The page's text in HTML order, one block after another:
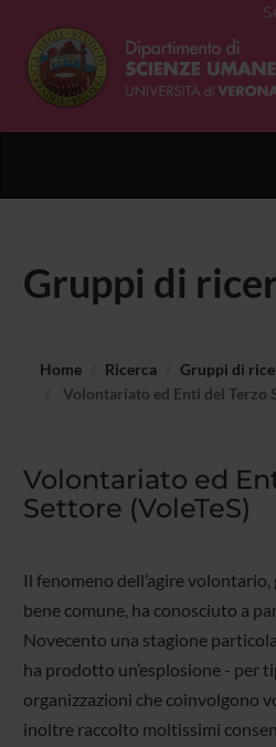
Gruppi di
Home Ricerca
Gruppi di
Volontariato ed Enti del Terzo
Volontariato ed
Settore (VoleTeS)
Il fenomeno dell’agire
bene comune, ha conosciuto a
Novecento una stagione
ha prodotto un’esplosione - per
organizzazioni che coinvolgono
inoltre raccolto moltissimi